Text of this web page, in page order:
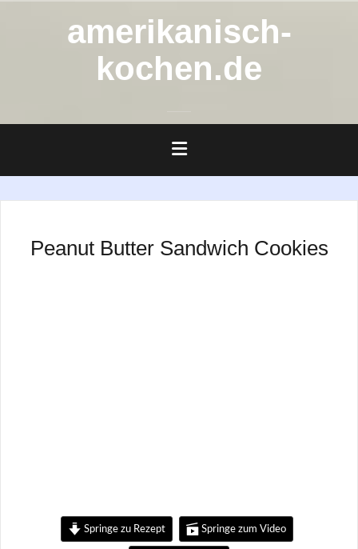
amerikanisch-
kochen.de
Peanut Butter Sandwich Cookies
Springe zu Rezept Springe zum Video